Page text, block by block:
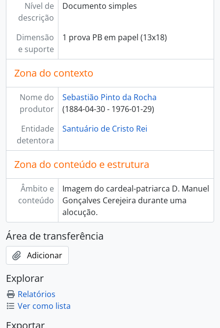
Nível de
descrição
Documento simples
Dimensão
e suporte
1 prova PB em papel (13x18)
Zona do contexto
Nome do
produtor
Sebastião Pinto da Rocha
(1884-04-30 - 1976-01-29)
Entidade
detentora
Santuário de Cristo Rei
Zona do conteúdo e estrutura
Âmbito e
conteúdo
Imagem do cardeal-patriarca D. Manuel
Gonçalves Cerejeira durante uma
alocução.
Área de transferência
Adicionar
Explorar
Relatórios
Ver como lista